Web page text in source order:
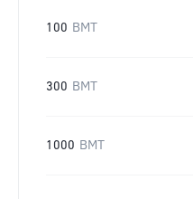
100 BMT
300 BMT
1000 BMT